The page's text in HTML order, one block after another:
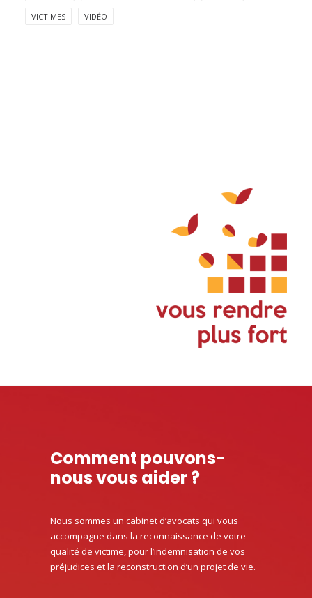
VICTIMES VIDÉO
Comment pouvons-
nous vous aider ?
Nous sommes un cabinet d’avocats qui vous
accompagne dans la reconnaissance de votre
qualité de victime, pour l’indemnisation de vos
préjudices et la reconstruction d’un projet de vie.